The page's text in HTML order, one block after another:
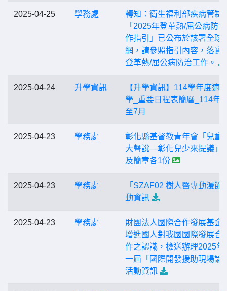
2025-04-25 學務處
轉知：衛生福利部疾病管制
「2025年登革熱/屈公病防
作指引」已公布於該署全球
網，請參照指引內容，落實
登革熱/屈公病防治工作。
2025-04-24 升學資訊
【升學資訊】114學年度適
學_重要日程表簡曆_114年5
至7月
2025-04-23 學務處
彰化縣基督教青年會「兒童
大聲說—彰化兒少來提議」
及簡章各1份
2025-04-23 學務處
「SZAF02 樹人醫專動漫節
動資訊
2025-04-23 學務處
財團法人國際合作發展基金
增進國人對我國國際發展合
作之認識，檢送辦理2025年
一屆「國際開發援助現場論
活動資訊